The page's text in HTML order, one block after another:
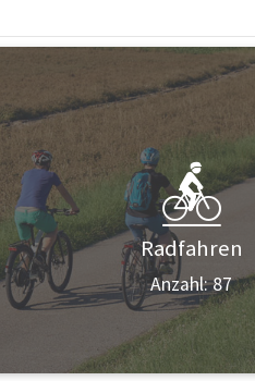
Radfahren
Anzahl: 87